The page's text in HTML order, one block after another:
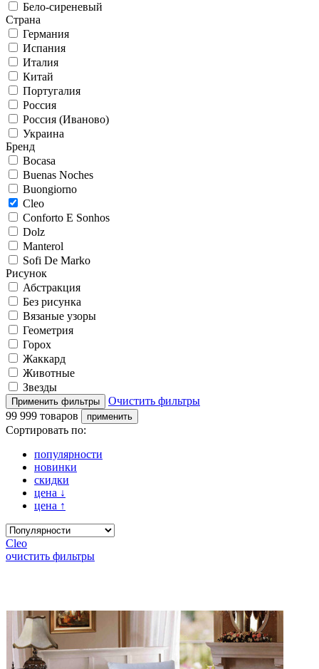
Бело-сиреневый
Страна
Германия
Испания
Италия
Китай
Португалия
Россия
Россия (Иваново)
Украина
Бренд
Bocasa
Buenas Noches
Buongiorno
Cleo
Conforto E Sonhos
Dolz
Manterol
Sofi De Marko
Рисунок
Абстракция
Без рисунка
Вязаные узоры
Геометрия
Горох
Жаккард
Животные
Звезды
Очистить фильтры
99 999 товаров
Сортировать по:
популярности
новинки
скидки
цена ↓
цена ↑
Cleo
очистить фильтры